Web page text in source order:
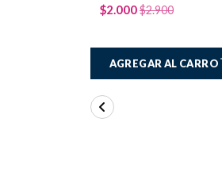
$2.000$2.900
AGREGAR AL CARRO